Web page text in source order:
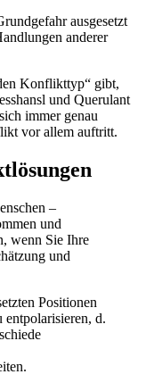
ausgesetzt
anderer
Konflikttyp“ gibt,
und Querulant
immer genau
vor allem auftritt.
–
und
wenn Sie Ihre
und
Positionen
d.